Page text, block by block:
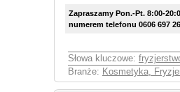
Zapraszamy Pon.-Pt. 8:00-
numerem telefonu 0606 697
Słowa kluczowe:
Branże: Kosmetyka,